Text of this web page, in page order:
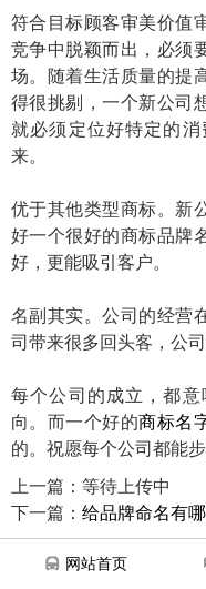
符合目标顾客审美价值
竞争中脱颖而出，必须
场。随着生活质量的提
得很挑剔，一个新公司
就必须定位好特定的
来。
优于其他类型商标。新
好一个很好的商标品牌
好，更能吸引客户。
名副其实。公司的经营
司带来很多回头客，公
每个公司的成立，都
向。而一个好的商标名
的。祝愿每个公司都能
上一篇：等待上传中
下一篇： 给品牌命名有
网站首页